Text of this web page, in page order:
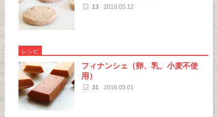
13 2016.05.12
レシピ
フィナンシェ（卵、乳、小麦不使
用）
31 2016.05.01